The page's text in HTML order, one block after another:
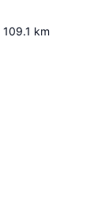
109.1 km